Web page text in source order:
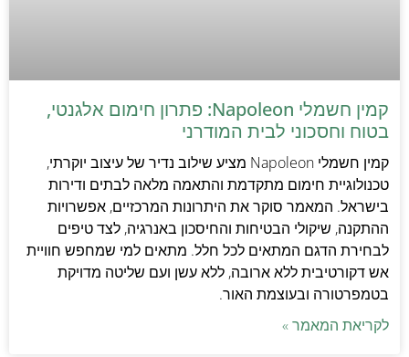
קמין חשמלי Napoleon: פתרון חימום אלגנטי,
בטוח וחסכוני לבית המודרני
קמין חשמלי Napoleon מציע שילוב נדיר של עיצוב יוקרתי,
טכנולוגיית חימום מתקדמת והתאמה מלאה לבתים ודירות
בישראל. המאמר סוקר את היתרונות המרכזיים, אפשרויות
ההתקנה, שיקולי הבטיחות והחיסכון באנרגיה, לצד טיפים
לבחירת הדגם המתאים לכל חלל. מתאים למי שמחפש חוויית
אש דקורטיבית ללא ארובה, ללא עשן ועם שליטה מדויקת
בטמפרטורה ובעוצמת האור.
לקריאת המאמר »